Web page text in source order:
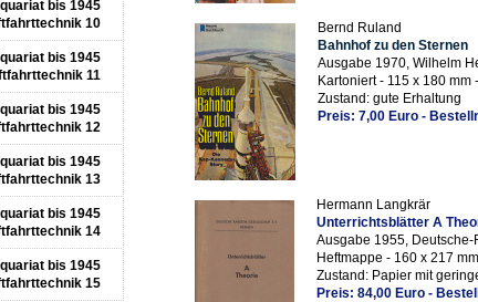
Bernd Ruland
Bahnhof zu den Sternen
Ausgabe 1970, Wilhelm
Kartoniert - 115 x 180 mm
Zustand: gute Erhaltung
Preis: 7,00 Euro -
Hermann Langkrär
Unterrichtsblätter A
Ausgabe 1955, Deutsche-
Heftmappe - 160 x 217
Zustand: Papier mit
Preis: 84,00 Euro -
bis 1945
10
bis 1945
11
bis 1945
12
bis 1945
13
bis 1945
14
bis 1945
15